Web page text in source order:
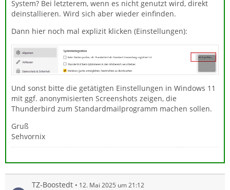
System? Bei letzterem, wenn es nicht genutzt wird, direkt
deinstallieren. Wird sich aber wieder einfinden.
Dann hier noch mal explizit klicken (Einstellungen):
Und sonst bitte die getätigten Einstellungen in Windows 11
mit ggf. anonymisierten Screenshots zeigen, die
Thunderbird zum Standardmailprogramm machen sollen.
Gruß
Sehvornix
TZ-Boostedt 12. Mai 2025 um 21:12